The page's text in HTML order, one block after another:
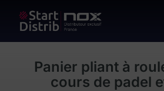
Panier pliant à
cours de padel